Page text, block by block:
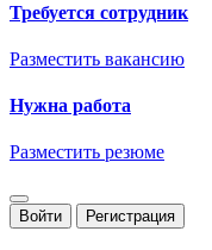
Требуется сотрудник
Разместить вакансию
Нужна работа
Разместить резюме
Войти Регистрация